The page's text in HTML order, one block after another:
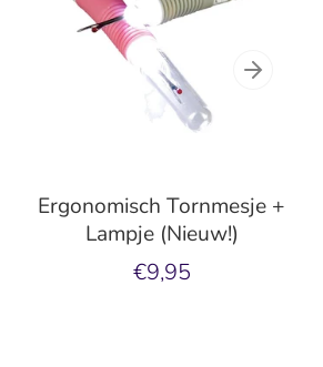
Ergonomisch Tornmesje +
Lampje (Nieuw!)
€9,95